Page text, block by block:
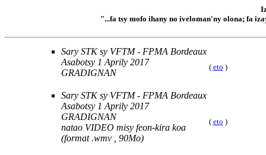
"...fa tsy mofo ihany no iveloman'ny olona; fa
Sary STK sy VFTM - FPMA Bordeaux
Asabotsy 1 Aprily 2017
GRADIGNAN
( eto )
Sary STK sy VFTM - FPMA Bordeaux
Asabotsy 1 Aprily 2017
GRADIGNAN
natao VIDEO misy feon-kira koa
(format .wmv , 90Mo)
( eto )